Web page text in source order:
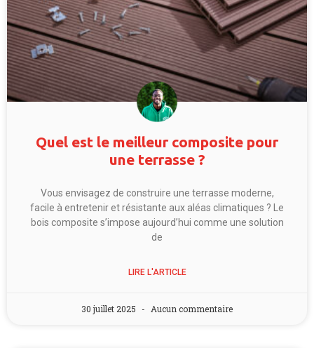
Quel est le meilleur composite pour
une terrasse ?
Vous envisagez de construire une terrasse moderne,
facile à entretenir et résistante aux aléas climatiques ? Le
bois composite s’impose aujourd’hui comme une solution
de
LIRE L'ARTICLE
30 juillet 2025 Aucun commentaire